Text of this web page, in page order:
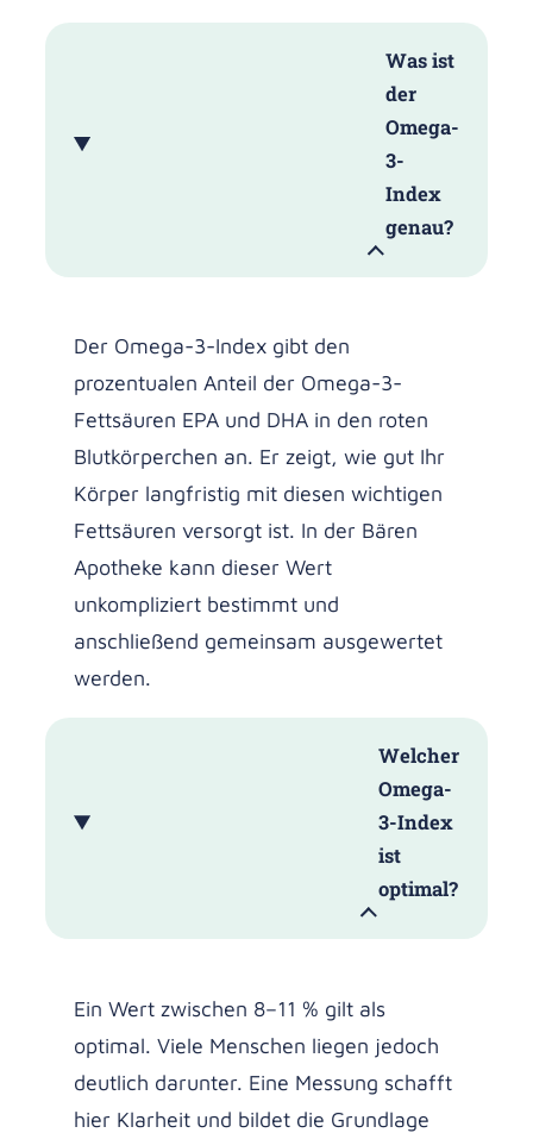
Was ist
der
Omega-
3-
Index
genau?
Der Omega-3-Index gibt den
prozentualen Anteil der Omega-3-
Fettsäuren EPA und DHA in den roten
Blutkörperchen an. Er zeigt, wie gut Ihr
Körper langfristig mit diesen wichtigen
Fettsäuren versorgt ist. In der Bären
Apotheke kann dieser Wert
unkompliziert bestimmt und
anschließend gemeinsam ausgewertet
werden.
Welcher
Omega-
3-Index
ist
optimal?
Ein Wert zwischen 8–11 % gilt als
optimal. Viele Menschen liegen jedoch
deutlich darunter. Eine Messung schafft
hier Klarheit und bildet die Grundlage